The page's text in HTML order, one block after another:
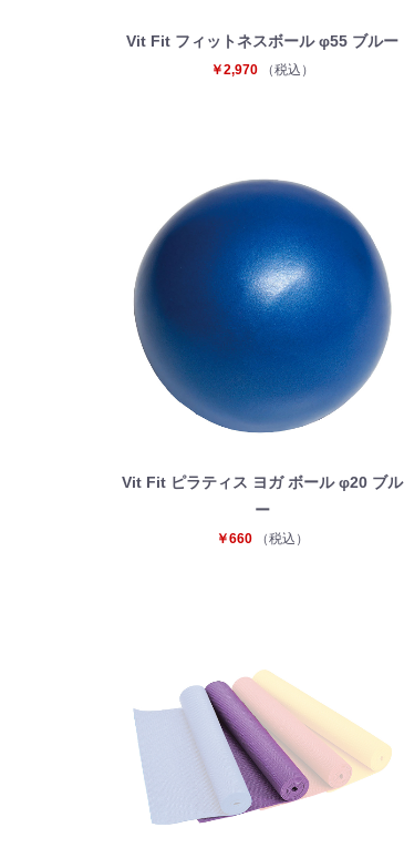
Vit Fit フィットネスボール φ55 ブルー
￥2,970 （税込）
Vit Fit ピラティス ヨガ ボール φ20 ブル
ー
￥660 （税込）